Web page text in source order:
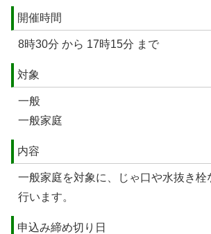
開催時間
8時30分 から 17時15分 まで
対象
一般
一般家庭
内容
一般家庭を対象に、じゃ口や水抜き栓
行います。
申込み締め切り日